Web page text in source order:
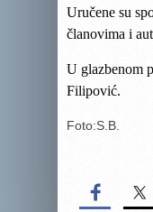
Uručene su
članovima i
U glazbenom
Filipović.
Foto:S.B.